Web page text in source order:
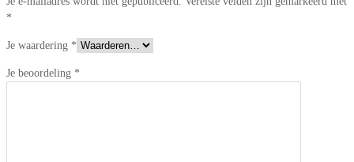
*
Je waardering *
Je beoordeling *